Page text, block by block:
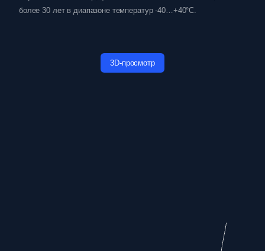
более 30 лет в диапазоне температур -40…+40°C.
3D-просмотр